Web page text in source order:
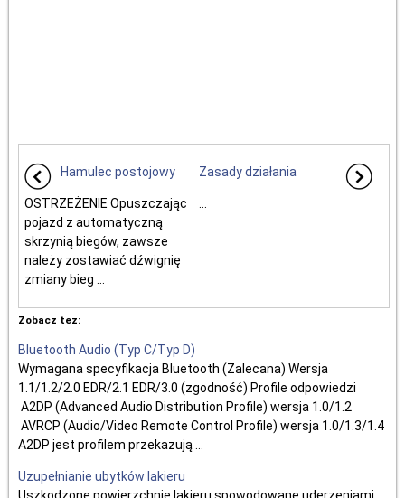
Hamulec postojowy
OSTRZEŻENIE Opuszczając
pojazd z automatyczną
skrzynią biegów, zawsze
należy zostawiać dźwignię
zmiany bieg ...
Zasady działania
Zobacz tez:
Bluetooth Audio (Typ C/Typ D)
Wymagana specyfikacja Bluetooth (Zalecana) Wersja
1.1/1.2/2.0 EDR/2.1 EDR/3.0 (zgodność) Profile odpowiedzi
A2DP (Advanced Audio Distribution Profile) wersja 1.0/1.2
AVRCP (Audio/Video Remote Control Profile) wersja 1.0/1.3/1.4
A2DP jest profilem przekazują ...
Uzupełnianie ubytków lakieru